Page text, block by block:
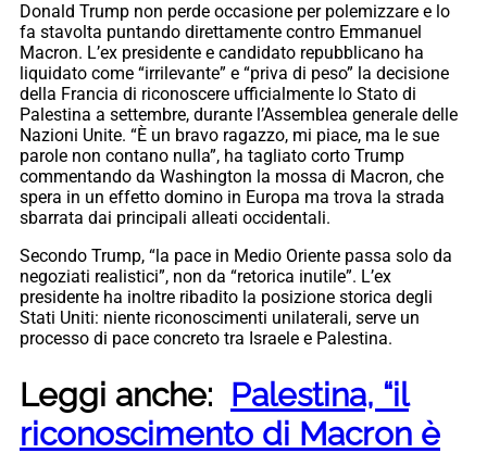
Donald Trump non perde occasione per polemizzare e lo
fa stavolta puntando direttamente contro Emmanuel
Macron. L’ex presidente e candidato repubblicano ha
liquidato come “irrilevante” e “priva di peso” la decisione
della Francia di riconoscere ufficialmente lo Stato di
Palestina a settembre, durante l’Assemblea generale delle
Nazioni Unite. “È un bravo ragazzo, mi piace, ma le sue
parole non contano nulla”, ha tagliato corto Trump
commentando da Washington la mossa di Macron, che
spera in un effetto domino in Europa ma trova la strada
sbarrata dai principali alleati occidentali.
Secondo Trump, “la pace in Medio Oriente passa solo da
negoziati realistici”, non da “retorica inutile”. L’ex
presidente ha inoltre ribadito la posizione storica degli
Stati Uniti: niente riconoscimenti unilaterali, serve un
processo di pace concreto tra Israele e Palestina.
Leggi anche: Palestina, “il
riconoscimento di Macron è